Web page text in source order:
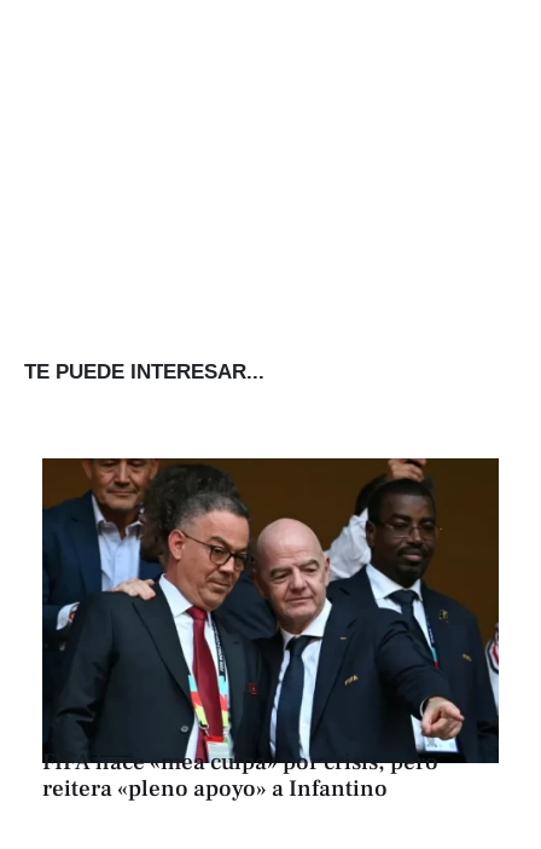
TE PUEDE INTERESAR...
FIFA hace «mea culpa» por crisis, pero
reitera «pleno apoyo» a Infantino